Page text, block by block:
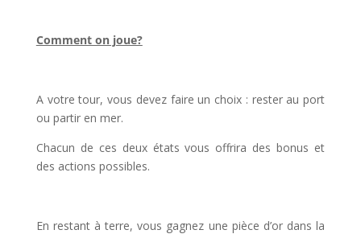
Comment on joue?
A votre tour, vous devez faire un choix : rester au port
ou partir en mer.
Chacun de ces deux états vous offrira des bonus et
des actions possibles.
En restant à terre, vous gagnez une pièce d’or dans la